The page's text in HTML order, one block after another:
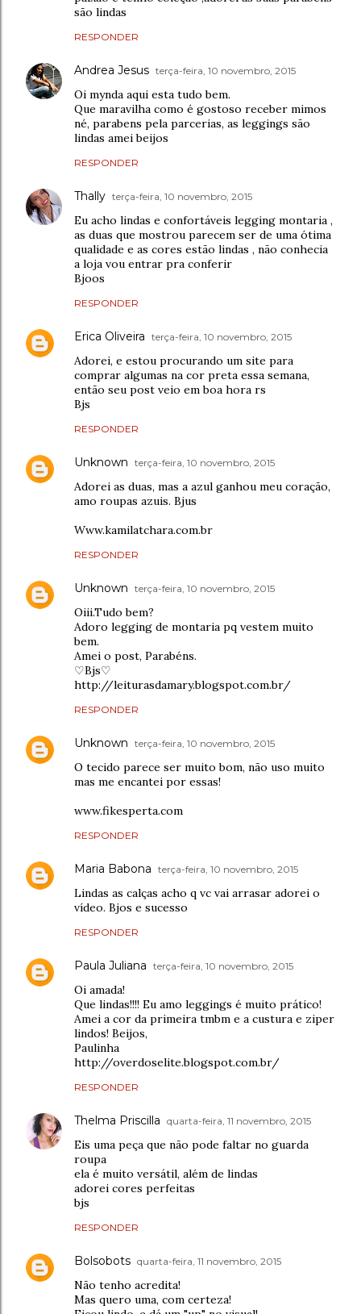
são lindas
RESPONDER
Andrea Jesus terça-feira, 10 novembro, 2015
Oi mynda aqui esta tudo bem.
Que maravilha como é gostoso receber mimos
né, parabens pela parcerias, as leggings são
lindas amei beijos
RESPONDER
Thally terça-feira, 10 novembro, 2015
Eu acho lindas e confortáveis legging montaria ,
as duas que mostrou parecem ser de uma ótima
qualidade e as cores estão lindas , não conhecia
a loja vou entrar pra conferir
Bjoos
RESPONDER
Erica Oliveira terça-feira, 10 novembro, 2015
Adorei, e estou procurando um site para
comprar algumas na cor preta essa semana,
então seu post veio em boa hora rs
Bjs
RESPONDER
Unknown terça-feira, 10 novembro, 2015
Adorei as duas, mas a azul ganhou meu coração,
amo roupas azuis. Bjus
Www.kamilatchara.com.br
RESPONDER
Unknown terça-feira, 10 novembro, 2015
Oiii.Tudo bem?
Adoro legging de montaria pq vestem muito
bem.
Amei o post, Parabéns.
♡Bjs♡
http://leiturasdamary.blogspot.com.br/
RESPONDER
Unknown terça-feira, 10 novembro, 2015
O tecido parece ser muito bom, não uso muito
mas me encantei por essas!
www.fikesperta.com
RESPONDER
Maria Babona terça-feira, 10 novembro, 2015
Lindas as calças acho q vc vai arrasar adorei o
vídeo. Bjos e sucesso
RESPONDER
Paula Juliana terça-feira, 10 novembro, 2015
Oi amada!
Que lindas!!!! Eu amo leggings é muito prático!
Amei a cor da primeira tmbm e a custura e ziper
lindos! Beijos,
Paulinha
http://overdoselite.blogspot.com.br/
RESPONDER
Thelma Priscilla quarta-feira, 11 novembro, 2015
Eis uma peça que não pode faltar no guarda
roupa
ela é muito versátil, além de lindas
adorei cores perfeitas
bjs
RESPONDER
Bolsobots quarta-feira, 11 novembro, 2015
Não tenho acredita!
Mas quero uma, com certeza!